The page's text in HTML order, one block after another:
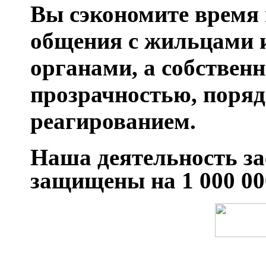
Вы сэкономите время
общения с
органами, а
прозрачностью,
реагированием.
Наша деятельность
защищены на 1 000